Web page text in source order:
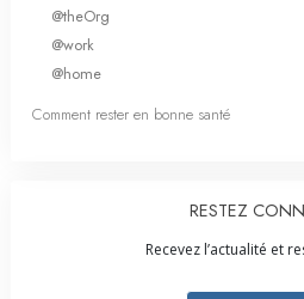
@theOrg
@work
@home
Comment rester en bonne santé
RESTEZ
Recevez l’actualité et